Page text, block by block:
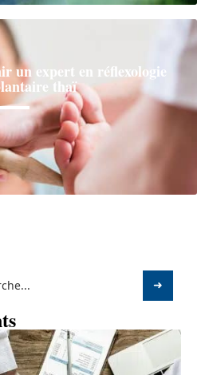
un expert en réflexologie
thaï